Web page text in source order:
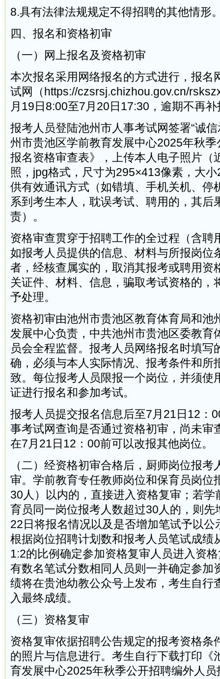
8.具有法律法规规定不得招聘的其他情形
四、报名和资格初审
（一）网上报名及资格初审
本次报名采用网络报名的方式进行，报名
试网（https://czsrsj.chizhou.gov.cn/
月19日8:00至7月20日17:30，逾期不再补
报考人员登陆池州市人事考试网签署“诚
州市贵池区学前教育发展中心2025年秋
报名资格审查表》，上传本人电子照片（
照，jpg格式，尺寸为295×413像素，大
供有效通讯方式（如错填、手机关机、停
系到考生本人，耽误考试、聘用的，其后
责）。
资格审查贯穿于招聘工作的全过程（含聘
如报考人员提供的信息、材料与所报岗位
者，经核查属实的，取消其报考或聘用资
关证件、材料、信息，骗取考试资格的，
予处理。
资格初审由池州市贵池区教育体育局和池
发展中心负责，中共池州市贵池区委教育
员会全程监督。报考人员网络报名时填写
确，必须与本人实际情况、报考条件和所
致。每位报考人员限报一个岗位，并须使
证进行报名和参加考试。
报考人员提交报名信息后至7月21日12：
事考试网查询是否通过资格初审，尚未审
在7月21日12：00前可以改报其他岗位。
（二）经资格初审合格后，厨师岗位报
审。学前教育专任教师岗位和保育员岗位
30人）以内的，直接进入资格复审；若学
育员同一岗位报考人数超过30人的，则先
22日将报名情况以及是否增加笔试予以公
根据岗位招聘计划数和报考人员笔试成绩
1:2的比例确定参加资格复审人员进入资
有数名笔试分数相同人员则一并确定参加
绩将在贵池幼教公众号上发布，考生自行
入最终成绩。
（三）资格复审
资格复审依据招聘公告规定的报考资格条
的照片与信息进行。考生自行下载打印《
育发展中心2025年秋季公开招聘编外人